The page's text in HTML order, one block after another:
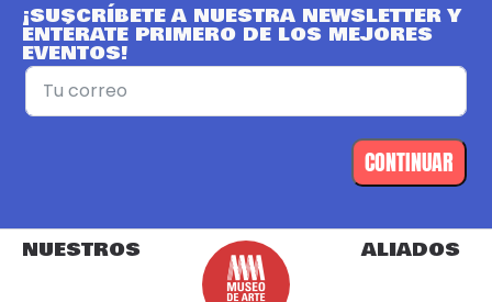
¡SUSCRÍBETE A NUESTRA NEWSLETTER Y
ENTÉRATE PRIMERO DE LOS MEJORES
EVENTOS!
CONTINUAR
NUESTROS ALIADOS